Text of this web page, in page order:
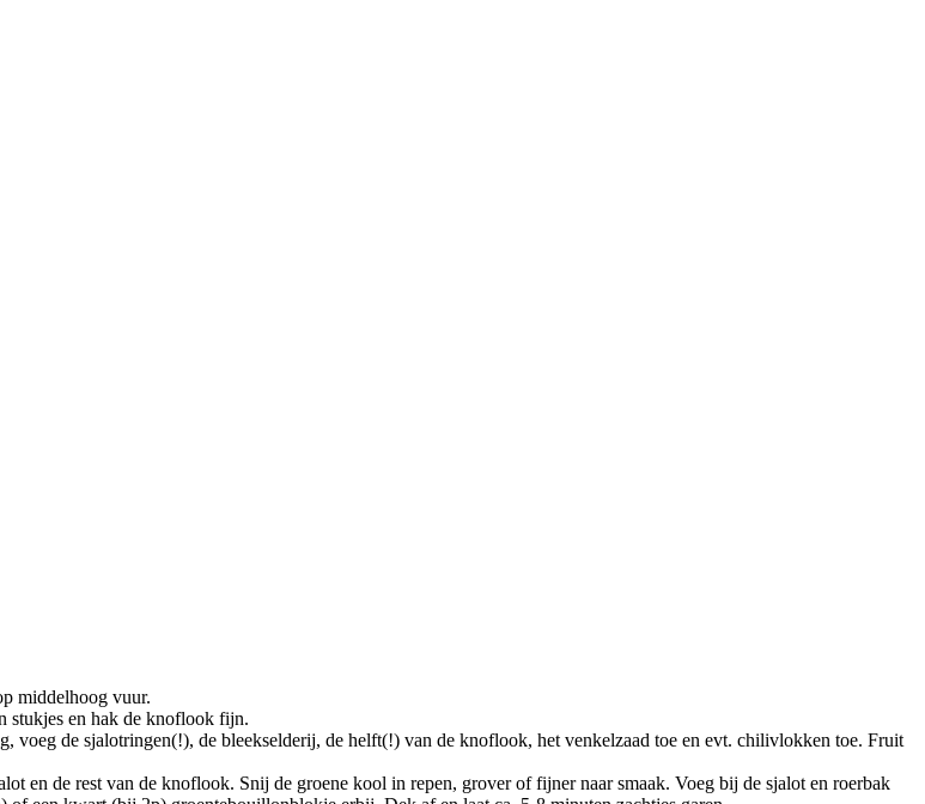
middelhoog vuur.
stukjes en hak de knoflook fijn.
voeg de sjalotringen(!), de bleekselderij, de helft(!) van de knoflook, het venkelzaad toe en evt. chilivlokken toe. Fruit
en de rest van de knoflook. Snij de groene kool in repen, grover of fijner naar smaak. Voeg bij de sjalot en roerbak